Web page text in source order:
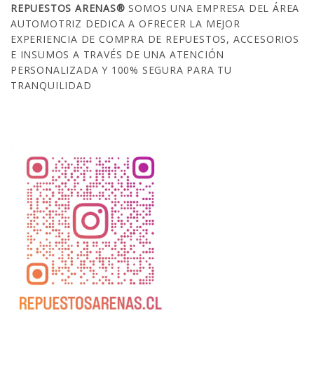
REPUESTOS ARENAS®SOMOS UNA EMPRESA DEL ÁREA
AUTOMOTRIZ DEDICA A OFRECER LA MEJOR
EXPERIENCIA DE COMPRA DE REPUESTOS, ACCESORIOS
E INSUMOS A TRAVÉS DE UNA ATENCIÓN
PERSONALIZADA Y 100% SEGURA PARA TU
TRANQUILIDAD